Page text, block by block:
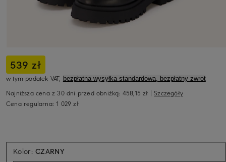
539 zł
w tym podatek VAT, bezpłatna wysyłka standardowa, bezpłatny zwrot
Najniższa cena z 30 dni przed obniżką: 458,15 zł |Szczegóły
Cena regularna:1 029 zł
Kolor:CZARNY